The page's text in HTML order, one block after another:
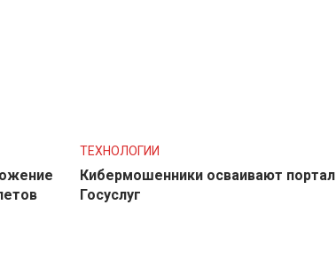
ТЕХНОЛОГИИ
Кибермошенники осваивают портал
Госуслуг